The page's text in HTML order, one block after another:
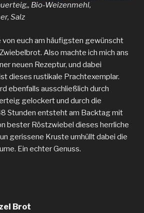
Bio-Weizenmehl,
Salz
von euch am häufigsten gewünscht
Also machte ich mich ans
neuen Rezeptur, und dabei
dieses rustikale Prachtexemplar.
ebenfalls ausschließlich durch
gelockert und durch die
Stunden entsteht am Backtag mit
bester Röstzwiebel dieses herrliche
gerissene Kruste umhüllt dabei die
Ein echter Genuss.
Brot